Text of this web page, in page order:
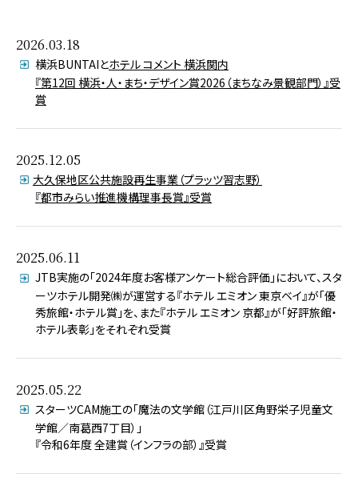
2026.03.18
横浜BUNTAIとホテル コメント 横浜関内
『第12回 横浜・人・まち・デザイン賞2026（まちなみ景観部門）』受
賞
2025.12.05
大久保地区公共施設再生事業（プラッツ習志野）
『都市みらい推進機構理事長賞』受賞
2025.06.11
JTB実施の「2024年度お客様アンケート総合評価」において、スタ
ーツホテル開発㈱が運営する『ホテル エミオン 東京ベイ』が「優
秀旅館・ホテル賞」を、また『ホテル エミオン 京都』が「好評旅館・
ホテル表彰」をそれぞれ受賞
2025.05.22
スターツCAM施工の「魔法の文学館（江戸川区角野栄子児童文
学館／南葛西7丁目）」
『令和6年度 全建賞（インフラの部）』受賞